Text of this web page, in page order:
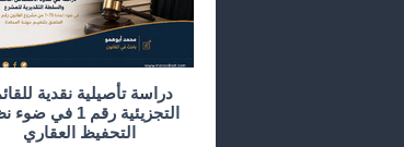
دراسة تأصيلية نقدية
التجزيئية رقم 1 في
التحفيظ العقاري